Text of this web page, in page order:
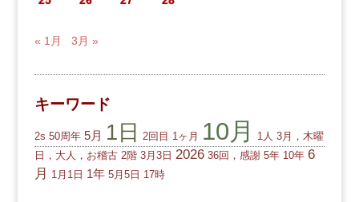
« 1月 3月 »
キーワード
2s 50周年 5月 1日 2回目 1ヶ月 10月 1人 3月，木曜
日，大人，お稽古 2階 3月3日 2026 36回，感謝 5年 10年 6
月
1月1日 1年 5月5日 17時